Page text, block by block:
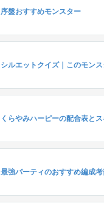
序盤おすすめモンスター
シルエットクイズ｜このモン
くらやみハーピーの配合表と
最強パーティのおすすめ編成